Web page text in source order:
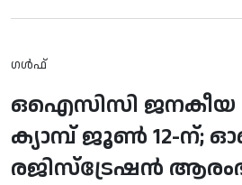
ഗൾഫ്
ഒഐസിസി ജനകീയ
ക്യാമ്പ് ജൂണ്‍ 12-
രജിസ്‌ട്രേഷന്‍